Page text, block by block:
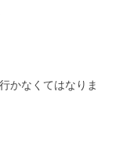
かなくてはなりま